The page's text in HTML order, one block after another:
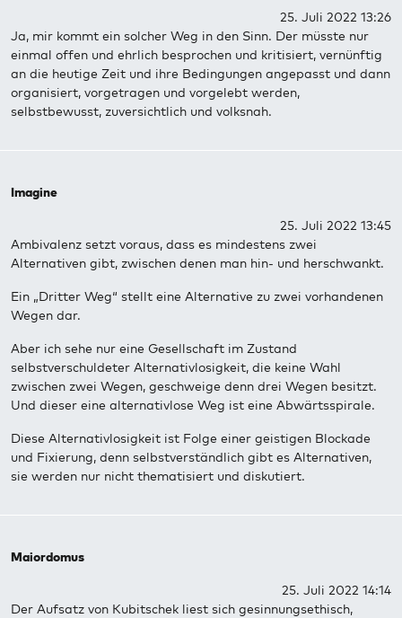
25. Juli 2022 13:26
Ja, mir kommt ein solcher Weg in den Sinn. Der müsste nur
einmal offen und ehrlich besprochen und kritisiert, vernünftig
an die heutige Zeit und ihre Bedingungen angepasst und dann
organisiert, vorgetragen und vorgelebt werden,
selbstbewusst, zuversichtlich und volksnah.
Imagine
25. Juli 2022 13:45
Ambivalenz setzt voraus, dass es mindestens zwei
Alternativen gibt, zwischen denen man hin- und herschwankt.
Ein „Dritter Weg“ stellt eine Alternative zu zwei vorhandenen
Wegen dar.
Aber ich sehe nur eine Gesellschaft im Zustand
selbstverschuldeter Alternativlosigkeit, die keine Wahl
zwischen zwei Wegen, geschweige denn drei Wegen besitzt.
Und dieser eine alternativlose Weg ist eine Abwärtsspirale.
Diese Alternativlosigkeit ist Folge einer geistigen Blockade
und Fixierung, denn selbstverständlich gibt es Alternativen,
sie werden nur nicht thematisiert und diskutiert.
Maiordomus
25. Juli 2022 14:14
Der Aufsatz von Kubitschek liest sich gesinnungsethisch,